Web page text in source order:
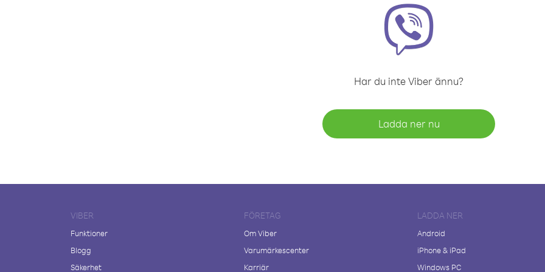
Har du inte Viber ännu?
Ladda ner nu
VIBER
Funktioner
Blogg
Säkerhet
FÖRETAG
Om Viber
Varumärkescenter
Karriär
LADDA NER
Android
iPhone & iPad
Windows PC